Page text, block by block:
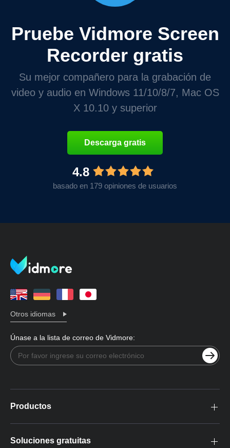
Pruebe Vidmore Screen
Recorder gratis
Su mejor compañero para la grabación de
video y audio en Windows 11/10/8/7, Mac OS
X 10.10 y superior
Descarga gratis
4.8
basado en 179 opiniones de usuarios
Otros idiomas
Únase a la lista de correo de Vidmore:
Productos
Soluciones gratuitas